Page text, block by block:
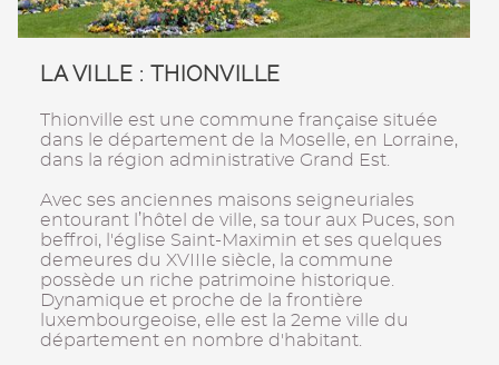
LA VILLE : THIONVILLE
Thionville est une commune française située
dans le département de la Moselle, en Lorraine,
dans la région administrative Grand Est.
Avec ses anciennes maisons seigneuriales
entourant l’hôtel de ville, sa tour aux Puces, son
beffroi, l'église Saint-Maximin et ses quelques
demeures du XVIIIe siècle, la commune
possède un riche patrimoine historique.
Dynamique et proche de la frontière
luxembourgeoise, elle est la 2eme ville du
département en nombre d'habitant.